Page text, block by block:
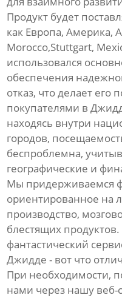
Продукт будет
как Европа, Америка,
Morocco,Stuttgart,
использовался
обеспечения
отказ, что делает
покупателями в
находясь внутри
городов,
беспроблемна,
географические и
Мы придерживаемся
ориентированное на
производство,
блестящих
фантастический
Джидде - вот что
При необходимости,
нами через нашу веб-